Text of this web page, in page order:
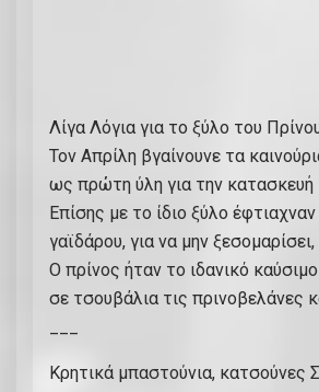
Λίγα Λόγια για το ξύλο του
Τον Απρίλη βγαίνουνε τα
ως πρώτη ύλη για την κατασκευή
Επίσης με το ίδιο ξύλο
γαϊδάρου, για να μην
Ο πρίνος ήταν το ιδανικό
σε τσουβάλια τις πρινοβελάνες
Κρητικά μπαστούνια, κατσούνες